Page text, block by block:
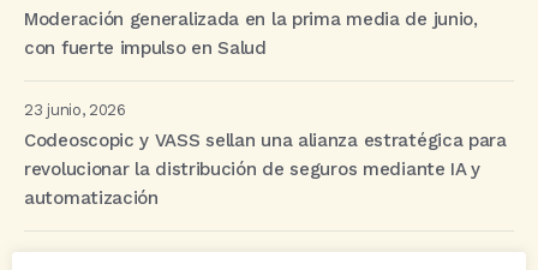
Moderación generalizada en la prima media de junio,
con fuerte impulso en Salud
23 junio, 2026
Codeoscopic y VASS sellan una alianza estratégica para
revolucionar la distribución de seguros mediante IA y
automatización